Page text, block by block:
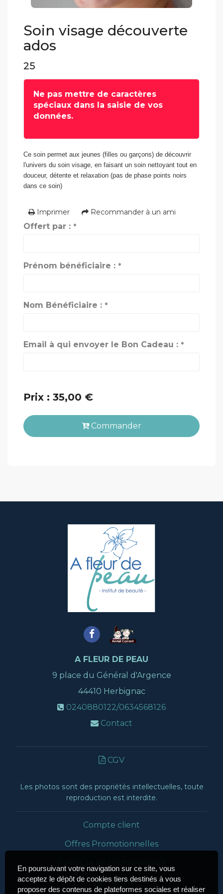
Soin visage découverte
ados
25
Ne pas mettre de caractères
spéciaux dans la saisie de vos
données.
Ce soin permet aux jeunes (filles ou garçons) de découvrir
l'univers du soin visage, en faisant un soin nettoyant tout en
douceur, détente et relaxation (pas de phase points noirs
dans ce soin)
Imprimer Recommander à un ami
Offert par : *
Prénom bénéficiaire : *
Nom Bénéficiaire : *
Email à qui envoyer le Bon Cadeau : *
Prix : 35,00 €
Commander
A FLEUR DE PEAU
9 place du Général d'Argence
44410 Herbignac
0240880122/0634568126
Contact
CGV
Les photos sont des propriétés intellectuelles, toute
reproduction est interdite.
Compte client
Offres Promotionnelles
Plan du site
En poursuivant votre navigation sur ce site, vous
acceptez le dépôt de cookies tiers destinés à vous
proposer des contenus de plateformes sociales et réaliser